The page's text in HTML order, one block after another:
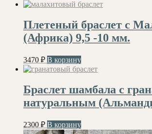
Плетеный браслет с
(Африка) 9,5 -10 мм.
3470 ₽ В корзину
Браслет шамбала с
натуральным
2300 ₽ В корзину